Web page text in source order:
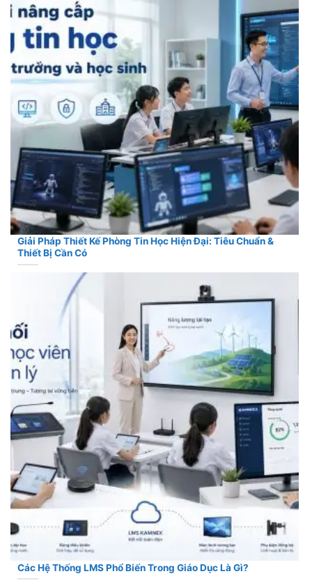
Giải Pháp Thiết Kế Phòng Tin Học Hiện Đại: Tiêu Chuẩn &
Thiết Bị Cần Có
Các Hệ Thống LMS Phổ Biến Trong Giáo Dục Là Gì?